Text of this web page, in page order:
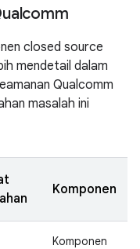
closed source
mendetail dalam
Qualcomm
masalah ini
Komponen
Komponen